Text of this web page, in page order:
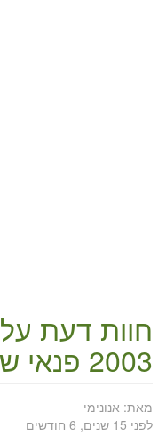
חוות דעת על
2003 פנאי שטח 5 דלתות
מאת: אנונימי
לפני 15 שנים, 6 חודשים